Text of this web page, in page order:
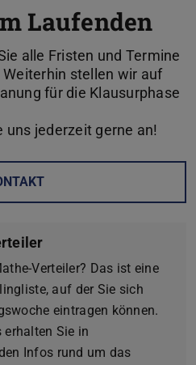
Laufenden
alle Fristen und Termine
stellen wir auf
für die Klausurphase
uns jederzeit gerne an!
Verteiler? Das ist eine
auf der Sie sich
eintragen können.
erhalten Sie in
Infos rund um das